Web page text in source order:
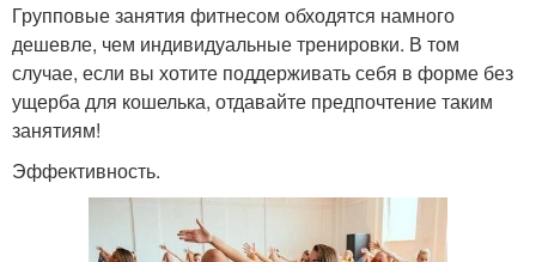
Групповые занятия фитнесом обходятся намного
дешевле, чем индивидуальные тренировки. В том
случае, если вы хотите поддерживать себя в форме без
ущерба для кошелька, отдавайте предпочтение таким
занятиям!
Эффективность.